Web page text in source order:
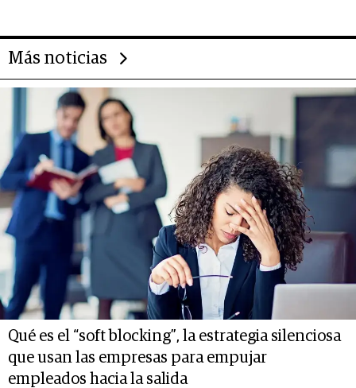
Más noticias
Qué es el “soft blocking”, la estrategia silenciosa
que usan las empresas para empujar
empleados hacia la salida